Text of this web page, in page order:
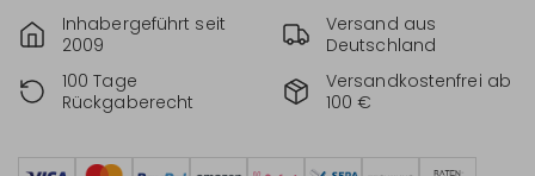
Inhabergeführt seit
2009
Versand aus
Deutschland
100 Tage
Rückgaberecht
Versandkostenfrei ab
100 €